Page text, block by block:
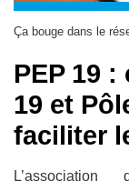
Ça bouge dans le
PEP 19
19 et
faciliter